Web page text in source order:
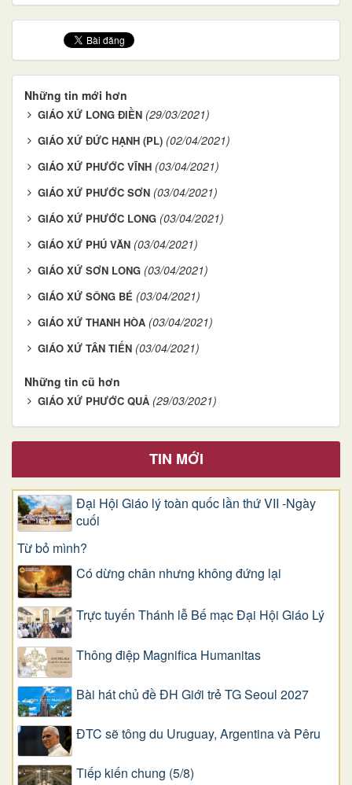
Những tin mới hơn
GIÁO XỨ LONG ĐIỀN (29/03/2021)
GIÁO XỨ ĐỨC HẠNH (PL) (02/04/2021)
GIÁO XỨ PHƯỚC VĨNH (03/04/2021)
GIÁO XỨ PHƯỚC SƠN (03/04/2021)
GIÁO XỨ PHƯỚC LONG (03/04/2021)
GIÁO XỨ PHÚ VĂN (03/04/2021)
GIÁO XỨ SƠN LONG (03/04/2021)
GIÁO XỨ SÔNG BÉ (03/04/2021)
GIÁO XỨ THANH HÒA (03/04/2021)
GIÁO XỨ TÂN TIẾN (03/04/2021)
Những tin cũ hơn
GIÁO XỨ PHƯỚC QUẢ (29/03/2021)
TIN MỚI
Đại Hội Giáo lý toàn quốc lần thứ VII -Ngày
cuối
Từ bỏ mình?
Có dừng chân nhưng không đứng lại
Trực tuyến Thánh lễ Bế mạc Đại Hội Giáo Lý
Thông điệp Magnifica Humanitas
Bài hát chủ đề ĐH Giới trẻ TG Seoul 2027
ĐTC sẽ tông du Uruguay, Argentina và Pêru
Tiếp kiến chung (5/8)